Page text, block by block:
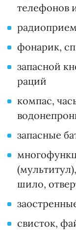
телефонов
фонарик,
запасной
раций
компас,
запасные
шило,
свисток,